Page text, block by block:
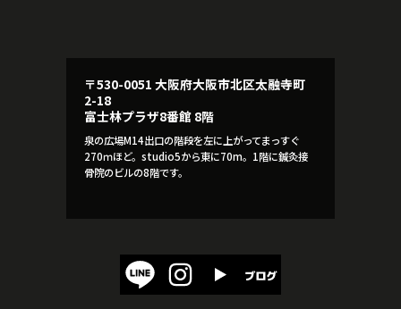
〒530-0051 大阪府大阪市北区太融寺町
2-18
富士林プラザ8番館 8階
泉の広場M14出口の階段を左に上がってまっすぐ
270ｍほど。studio5から東に70m。1階に鍼灸接
骨院のビルの8階です。